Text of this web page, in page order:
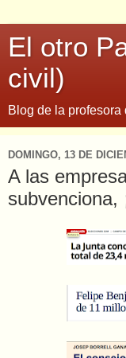
El otro
civil)
Blog de la
DOMINGO, 13 DE
A las
subvenciona,